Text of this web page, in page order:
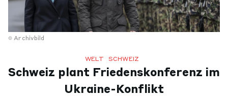
Archivbild
WELT SCHWEIZ
Schweiz plant Friedenskonferenz im
Ukraine-Konflikt